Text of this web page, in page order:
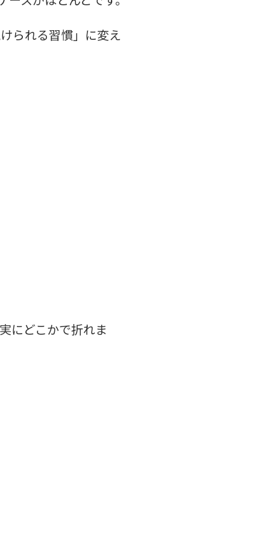
られる習慣」に変え
にどこかで折れま